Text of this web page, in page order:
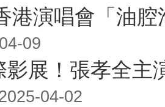
港演唱會「油
09
影展！張孝全主
04-02